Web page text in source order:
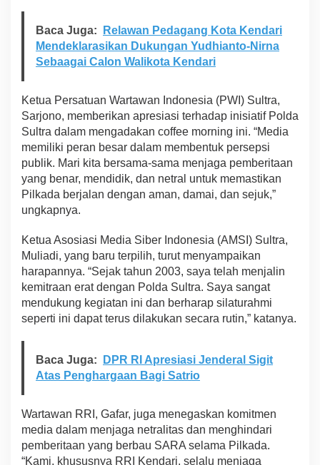
Baca Juga:
Relawan Pedagang Kota Kendari
Mendeklarasikan Dukungan Yudhianto-Nirna
Sebaagai Calon Walikota Kendari
Ketua Persatuan Wartawan Indonesia (PWI) Sultra,
Sarjono, memberikan apresiasi terhadap inisiatif Polda
Sultra dalam mengadakan coffee morning ini. “Media
memiliki peran besar dalam membentuk persepsi
publik. Mari kita bersama-sama menjaga pemberitaan
yang benar, mendidik, dan netral untuk memastikan
Pilkada berjalan dengan aman, damai, dan sejuk,”
ungkapnya.
Ketua Asosiasi Media Siber Indonesia (AMSI) Sultra,
Muliadi, yang baru terpilih, turut menyampaikan
harapannya. “Sejak tahun 2003, saya telah menjalin
kemitraan erat dengan Polda Sultra. Saya sangat
mendukung kegiatan ini dan berharap silaturahmi
seperti ini dapat terus dilakukan secara rutin,” katanya.
Baca Juga:
DPR RI Apresiasi Jenderal Sigit
Atas Penghargaan Bagi Satrio
Wartawan RRI, Gafar, juga menegaskan komitmen
media dalam menjaga netralitas dan menghindari
pemberitaan yang berbau SARA selama Pilkada.
“Kami, khususnya RRI Kendari, selalu menjaga